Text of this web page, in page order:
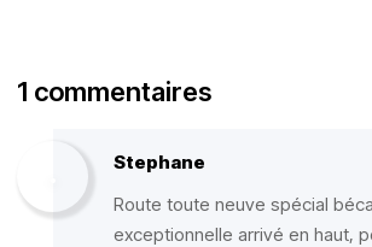
1 commentaires
Stephane
Route toute neuve spécial
exceptionnelle arrivé en haut,